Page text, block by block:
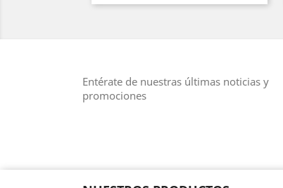
Entérate de nuestras últimas noticias y
promociones